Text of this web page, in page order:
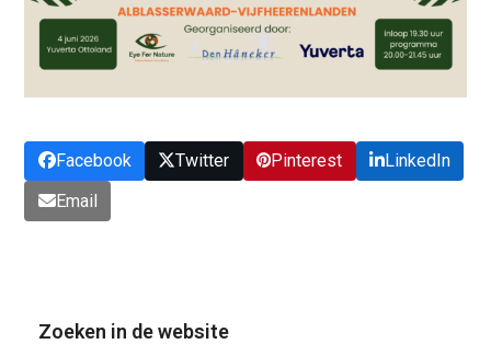
Facebook Twitter Pinterest
LinkedIn
Email
Zoeken in de website